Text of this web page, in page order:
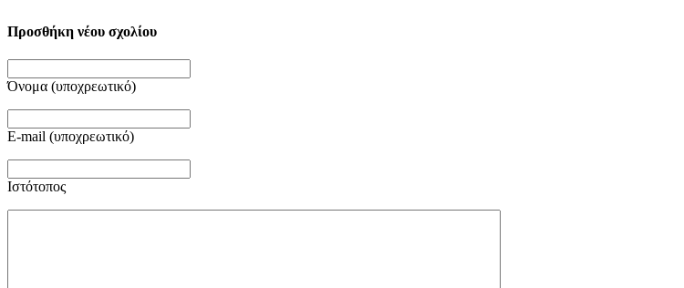
Προσθήκη νέου σχολίου
Όνομα (υποχρεωτικό)
E-mail (υποχρεωτικό)
Ιστότοπος